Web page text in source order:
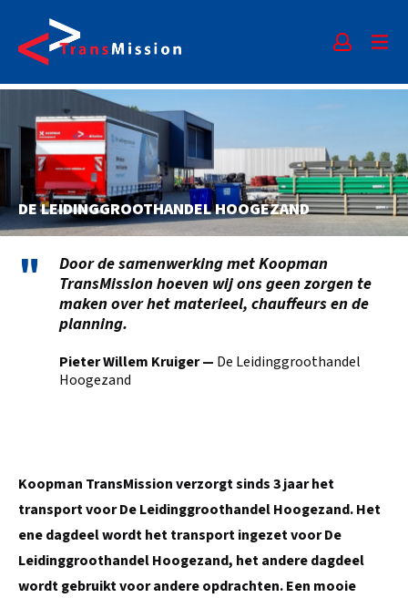
DE LEIDINGGROOTHANDEL HOOGEZAND
"
Door de samenwerking met Koopman
TransMission hoeven wij ons geen zorgen te
maken over het materieel, chauffeurs en de
planning.
Pieter Willem Kruiger — De Leidinggroothandel
Hoogezand
Koopman TransMission verzorgt sinds 3 jaar het
transport voor De Leidinggroothandel Hoogezand. Het
ene dagdeel wordt het transport ingezet voor De
Leidinggroothandel Hoogezand, het andere dagdeel
wordt gebruikt voor andere opdrachten. Een mooie